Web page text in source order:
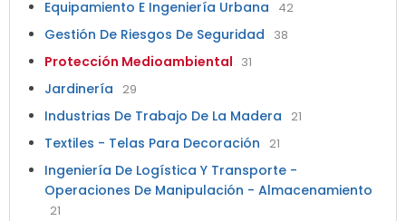
Equipamiento E Ingeniería Urbana 42
Gestión De Riesgos De Seguridad 38
Protección Medioambiental 31
Jardinería 29
Industrias De Trabajo De La Madera 21
Textiles - Telas Para Decoración 21
Ingeniería De Logística Y Transporte -
Operaciones De Manipulación - Almacenamiento
21